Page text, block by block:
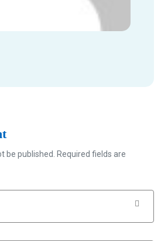
be published. Required fields are